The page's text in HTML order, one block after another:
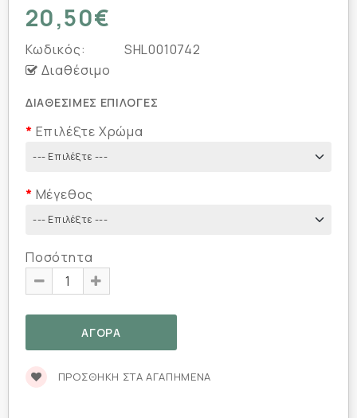
20,50€
Κωδικός:
SHL0010742
Διαθέσιμο
ΔΙΑΘΈΣΙΜΕΣ ΕΠΙΛΟΓΈΣ
Επιλέξτε Χρώμα
Μέγεθος
Ποσότητα
ΠΡΟΣΘΉΚΗ ΣΤΑ ΑΓΑΠΗΜΈΝΑ